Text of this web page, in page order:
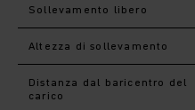
Sollevamento libero
Altezza di sollevamento
Distanza dal baricentro del
carico